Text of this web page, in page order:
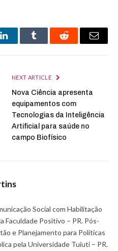
LinkedInTumblr Reddit Email
NEXT ARTICLE
Nova Ciência apresenta
equipamentos com
Tecnologias da Inteligência
Artificial para saúde no
campo Biofísico
Social com Habilitação
Faculdade Positivo – PR. Pós-
e Planejamento para Políticas
pela Universidade Tuiuti – PR.